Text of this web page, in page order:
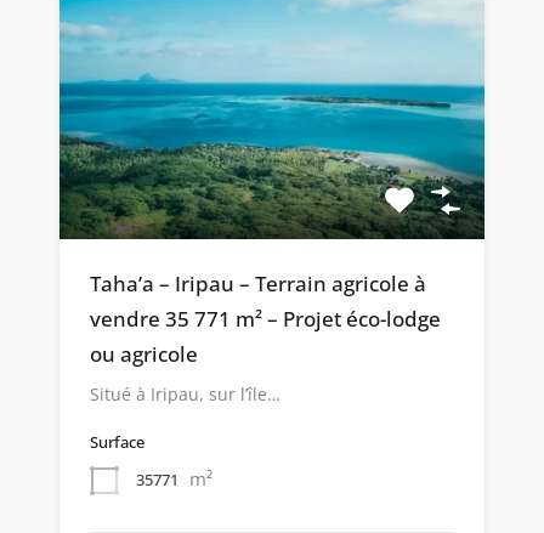
Taha’a – Iripau – Terrain agricole à
vendre 35 771 m² – Projet éco-lodge
ou agricole
Situé à Iripau, sur l’île…
Surface
35771
m²